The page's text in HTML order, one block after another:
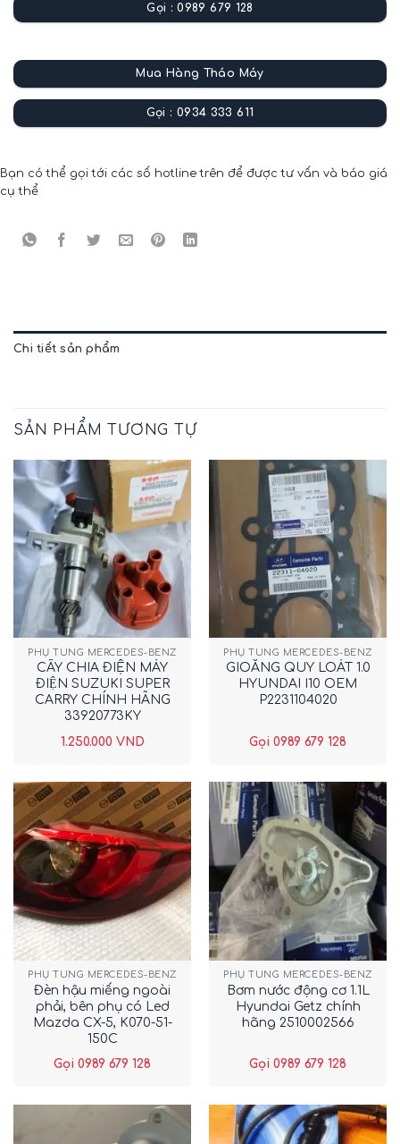
Gọi : 0989 679 128
Mua Hàng Tháo Máy
Gọi : 0934 333 611
Bạn có thể gọi tới các số hotline trên để được tư vấn và báo giá
cụ thể
Chi tiết sản phẩm
SẢN PHẨM TƯƠNG TỰ
PHỤ TÙNG MERCEDES-BENZ
CÂY CHIA ĐIỆN MÁY
ĐIỆN SUZUKI SUPER
CARRY CHÍNH HÃNG
33920773KY
1.250.000 VND
PHỤ TÙNG MERCEDES-BENZ
GIOĂNG QUY LOÁT 1.0
HYUNDAI I10 OEM
P2231104020
Gọi 0989 679 128
PHỤ TÙNG MERCEDES-BENZ
Đèn hậu miếng ngoài
phải, bên phụ có Led
Mazda CX-5, K070-51-
150C
Gọi 0989 679 128
PHỤ TÙNG MERCEDES-BENZ
Bơm nước động cơ 1.1L
Hyundai Getz chính
hãng 2510002566
Gọi 0989 679 128